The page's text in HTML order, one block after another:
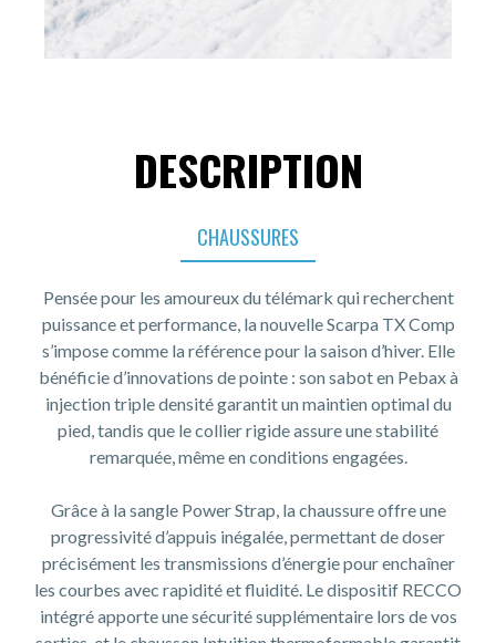
DESCRIPTION
CHAUSSURES
Pensée pour les amoureux du télémark qui recherchent
puissance et performance, la nouvelle Scarpa TX Comp
s’impose comme la référence pour la saison d’hiver. Elle
bénéficie d’innovations de pointe : son sabot en Pebax à
injection triple densité garantit un maintien optimal du
pied, tandis que le collier rigide assure une stabilité
remarquée, même en conditions engagées.
Grâce à la sangle Power Strap, la chaussure offre une
progressivité d’appuis inégalée, permettant de doser
précisément les transmissions d’énergie pour enchaîner
les courbes avec rapidité et fluidité. Le dispositif RECCO
intégré apporte une sécurité supplémentaire lors de vos